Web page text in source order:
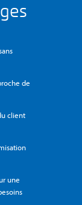
de
client
une